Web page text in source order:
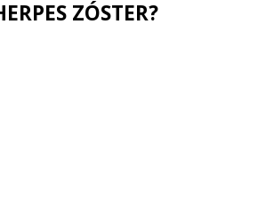
ZÓSTER?